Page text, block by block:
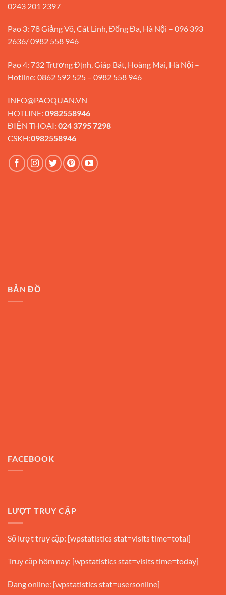
0243 201 2397
Pao 3: 78 Giảng Võ, Cát Linh, Đống Đa, Hà Nội – 096 393
2636/ 0982 558 946
Pao 4: 732 Trương Định, Giáp Bát, Hoàng Mai, Hà Nội –
Hotline: 0862 592 525 – 0982 558 946
INFO@PAOQUAN.VN
HOTLINE: 0982558946
ĐIỆN THOẠI: 024 3795 7298
CSKH:0982558946
BẢN ĐỒ
FACEBOOK
LƯỢT TRUY CẬP
Số lượt truy cập: [wpstatistics stat=visits time=total]
Truy cập hôm nay: [wpstatistics stat=visits time=today]
Đang online: [wpstatistics stat=usersonline]